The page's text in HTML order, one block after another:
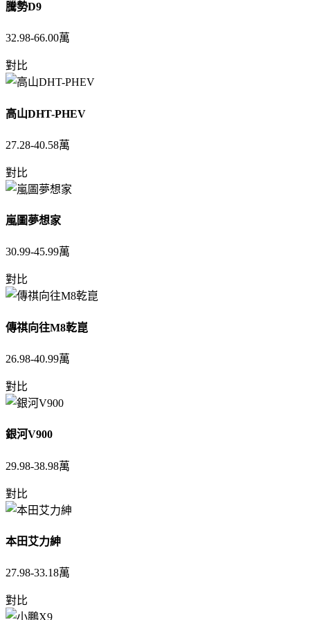
騰勢D9
32.98-66.00萬
對比
高山DHT-PHEV
27.28-40.58萬
對比
嵐圖夢想家
30.99-45.99萬
對比
傳祺向往M8乾崑
26.98-40.99萬
對比
銀河V900
29.98-38.98萬
對比
本田艾力紳
27.98-33.18萬
對比